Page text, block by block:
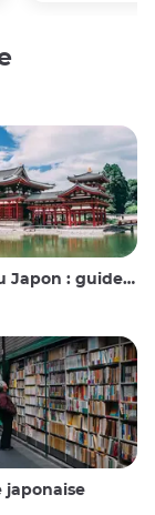
: guide et conseils
japonaise